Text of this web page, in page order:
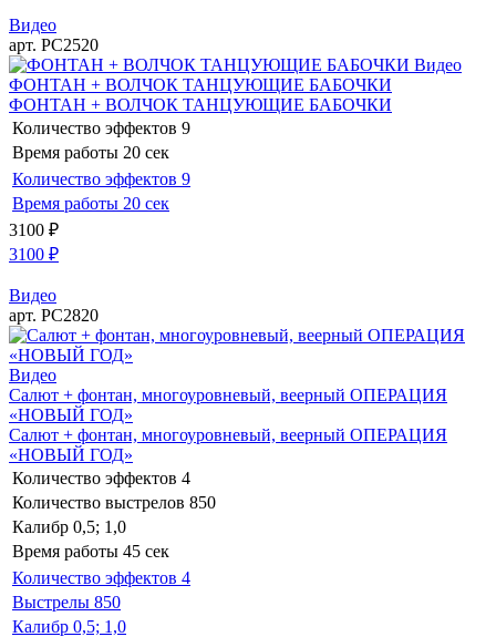
Видео
арт. РС2520
Видео
ФОНТАН + ВОЛЧОК ТАНЦУЮЩИЕ БАБОЧКИ
ФОНТАН + ВОЛЧОК ТАНЦУЮЩИЕ БАБОЧКИ
Количество эффектов 9
Время работы 20 сек
Количество эффектов 9
Время работы 20 сек
3100 ₽
3100 ₽
Видео
арт. РС2820
Видео
Салют + фонтан, многоуровневый, веерный ОПЕРАЦИЯ
«НОВЫЙ ГОД»
Салют + фонтан, многоуровневый, веерный ОПЕРАЦИЯ
«НОВЫЙ ГОД»
Количество эффектов 4
Количество выстрелов 850
Калибр 0,5; 1,0
Время работы 45 сек
Количество эффектов 4
Выстрелы 850
Калибр 0,5; 1,0